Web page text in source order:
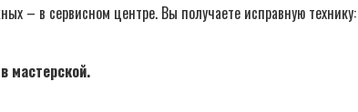
– в сервисном центре. Вы получаете исправную технику:
мастерской.